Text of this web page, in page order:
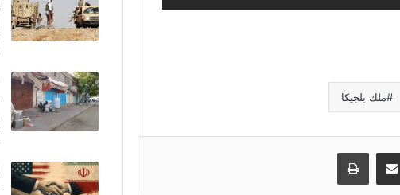
ملك بلجيكا
مشاركة عبر البريد طباعة